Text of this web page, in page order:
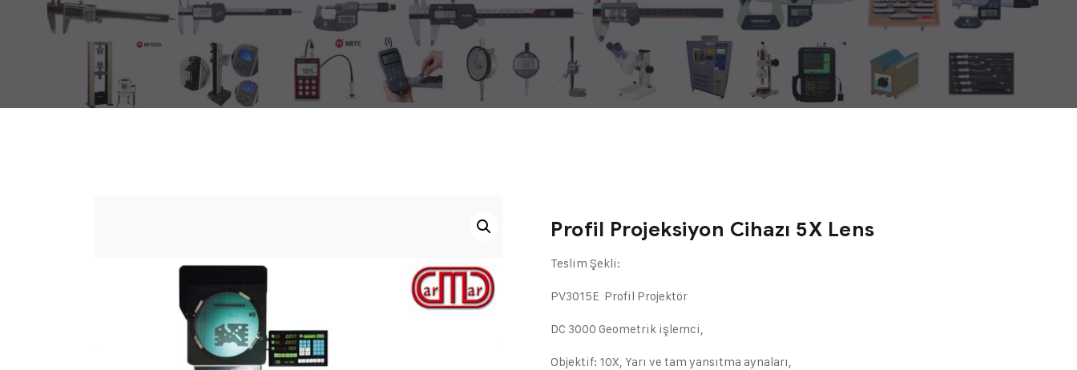
Profil Projeksiyon Cihazı 5X Lens
Teslim Şekli:
PV3015E Profil Projektör
DC 3000 Geometrik işlemci,
Objektif: 10X, Yarı ve tam yansıtma aynaları,